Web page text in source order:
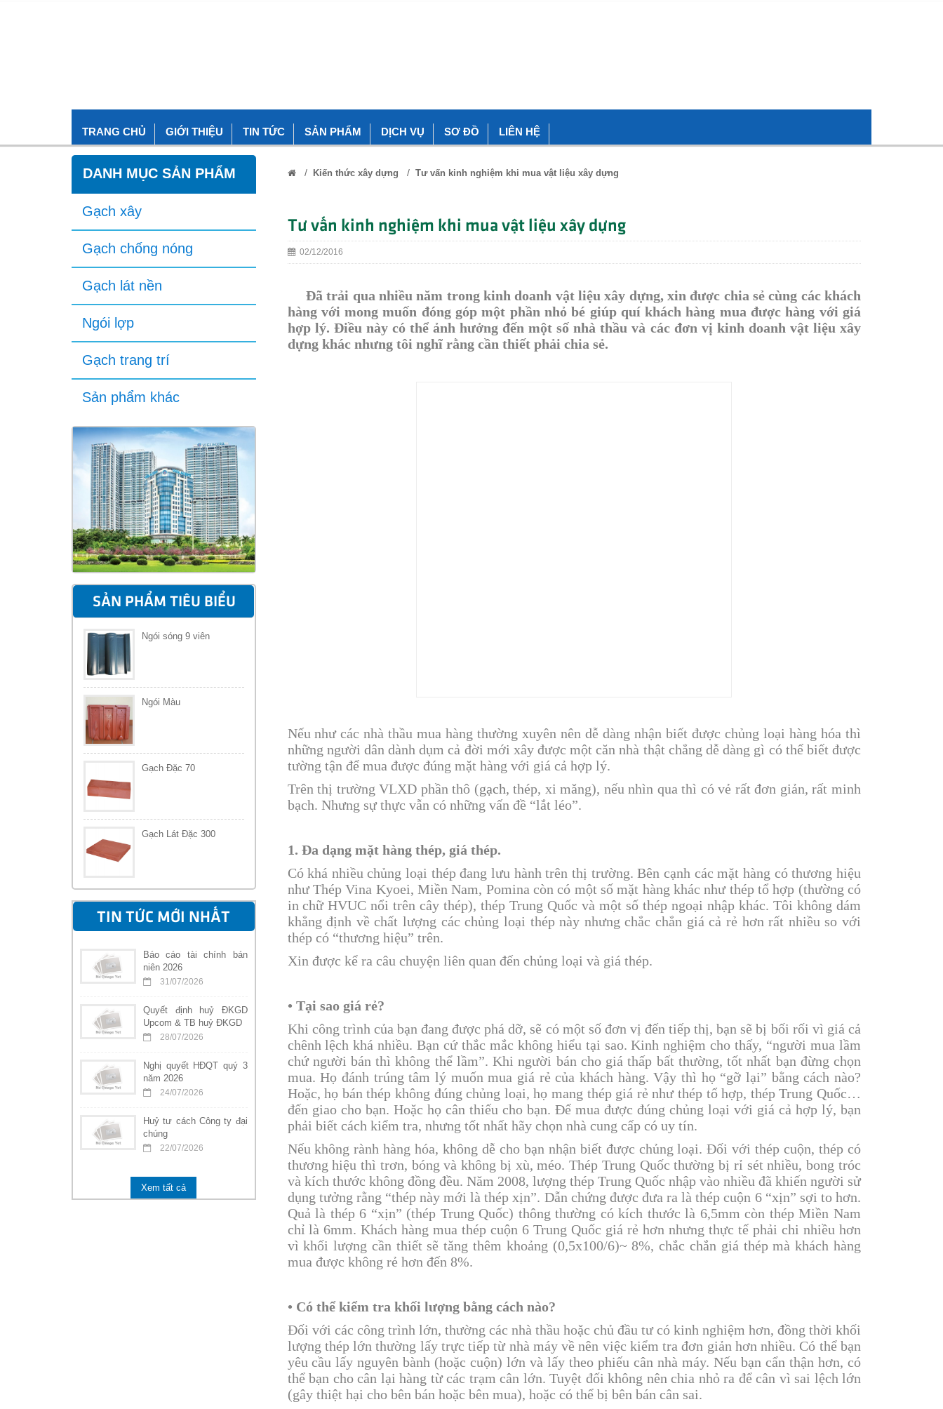
TRANG CHỦ GIỚI THIỆU TIN TỨC SẢN PHẨM DỊCH VỤ SƠ ĐỒ LIÊN HỆ
DANH MỤC SẢN PHẨM
Gạch xây
Gạch chống nóng
Gạch lát nền
Ngói lợp
Gạch trang trí
Sản phẩm khác
SẢN PHẨM TIÊU BIỂU
Ngói sóng 9 viên
Ngói Màu
Gạch Đặc 70
Gạch Lát Đặc 300
TIN TỨC MỚI NHẤT
Báo cáo tài chính bán
niên 2026
31/07/2026
Quyết định huỷ ĐKGD
Upcom & TB huỷ ĐKGD
28/07/2026
Nghị quyết HĐQT quý 3
năm 2026
24/07/2026
Huỷ tư cách Công ty đại
chúng
22/07/2026
Xem tất cả
/ Kiến thức xây dựng / Tư vấn kinh nghiệm khi mua vật liệu xây dựng
Tư vấn kinh nghiệm khi mua vật liệu xây dựng
02/12/2016
Đã trải qua nhiều năm trong kinh doanh vật liệu xây dựng, xin được chia sẻ cùng các khách
hàng với mong muốn đóng góp một phần nhỏ bé giúp quí khách hàng mua được hàng với giá
hợp lý. Điều này có thể ảnh hưởng đến một số nhà thầu và các đơn vị kinh doanh vật liệu xây
dựng khác nhưng tôi nghĩ rằng cần thiết phải chia sẻ.
Nếu như các nhà thầu mua hàng thường xuyên nên dễ dàng nhận biết được chủng loại hàng hóa thì
những người dân dành dụm cả đời mới xây được một căn nhà thật chẳng dễ dàng gì có thể biết được
tường tận để mua được đúng mặt hàng với giá cả hợp lý.
Trên thị trường VLXD phần thô (gạch, thép, xi măng), nếu nhìn qua thì có vẻ rất đơn giản, rất minh
bạch. Nhưng sự thực vẫn có những vấn đề “lắt léo”.
1. Đa dạng mặt hàng thép, giá thép.
Có khá nhiều chủng loại thép đang lưu hành trên thị trường. Bên cạnh các mặt hàng có thương hiệu
như Thép Vina Kyoei, Miền Nam, Pomina còn có một số mặt hàng khác như thép tổ hợp (thường có
in chữ HVUC nổi trên cây thép), thép Trung Quốc và một số thép ngoại nhập khác. Tôi không dám
khẳng định về chất lượng các chủng loại thép này nhưng chắc chắn giá cả rẻ hơn rất nhiều so với
thép có “thương hiệu” trên.
Xin được kể ra câu chuyện liên quan đến chủng loại và giá thép.
• Tại sao giá rẻ?
Khi công trình của bạn đang được phá dỡ, sẽ có một số đơn vị đến tiếp thị, bạn sẽ bị bối rối vì giá cả
chênh lệch khá nhiều. Bạn cứ thắc mắc không hiểu tại sao. Kinh nghiệm cho thấy, “người mua lầm
chứ người bán thì không thể lầm”. Khi người bán cho giá thấp bất thường, tốt nhất bạn đừng chọn
mua. Họ đánh trúng tâm lý muốn mua giá rẻ của khách hàng. Vậy thì họ “gỡ lại” bằng cách nào?
Hoặc, họ bán thép không đúng chủng loại, họ mang thép giá rẻ như thép tổ hợp, thép Trung Quốc…
đến giao cho bạn. Hoặc họ cân thiếu cho bạn. Để mua được đúng chủng loại với giá cả hợp lý, bạn
phải biết cách kiểm tra, nhưng tốt nhất hãy chọn nhà cung cấp có uy tín.
Nếu không rành hàng hóa, không dễ cho bạn nhận biết được chủng loại. Đối với thép cuộn, thép có
thương hiệu thì trơn, bóng và không bị xù, méo. Thép Trung Quốc thường bị rỉ sét nhiều, bong tróc
và kích thước không đồng đều. Năm 2008, lượng thép Trung Quốc nhập vào nhiều đã khiến người sử
dụng tưởng rằng “thép này mới là thép xịn”. Dẫn chứng được đưa ra là thép cuộn 6 “xịn” sợi to hơn.
Quả là thép 6 “xịn” (thép Trung Quốc) thông thường có kích thước là 6,5mm còn thép Miền Nam
chỉ là 6mm. Khách hàng mua thép cuộn 6 Trung Quốc giá rẻ hơn nhưng thực tế phải chi nhiều hơn
vì khối lượng cần thiết sẽ tăng thêm khoảng (0,5x100/6)~ 8%, chắc chắn giá thép mà khách hàng
mua được không rẻ hơn đến 8%.
• Có thể kiểm tra khối lượng bằng cách nào?
Đối với các công trình lớn, thường các nhà thầu hoặc chủ đầu tư có kinh nghiệm hơn, đồng thời khối
lượng thép lớn thường lấy trực tiếp từ nhà máy về nên việc kiểm tra đơn giản hơn nhiều. Có thể bạn
yêu cầu lấy nguyên bành (hoặc cuộn) lớn và lấy theo phiếu cân nhà máy. Nếu bạn cẩn thận hơn, có
thể bạn cho cân lại hàng từ các trạm cân lớn. Tuyệt đối không nên chia nhỏ ra để cân vì sai lệch lớn
(gây thiệt hại cho bên bán hoặc bên mua), hoặc có thể bị bên bán cân sai.